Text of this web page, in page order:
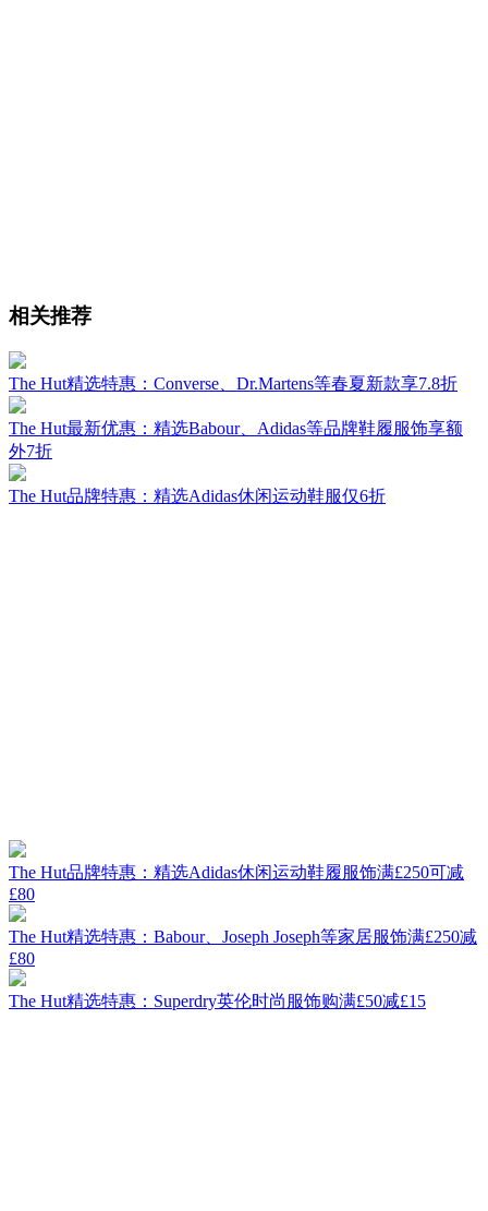
相关推荐
The Hut精选特惠：Converse、Dr.Martens等春夏新款享7.8折
The Hut最新优惠：精选Babour、Adidas等品牌鞋履服饰享额
外7折
The Hut品牌特惠：精选Adidas休闲运动鞋服仅6折
The Hut品牌特惠：精选Adidas休闲运动鞋履服饰满£250可减
£80
The Hut精选特惠：Babour、Joseph Joseph等家居服饰满£250减
£80
The Hut精选特惠：Superdry英伦时尚服饰购满£50减£15